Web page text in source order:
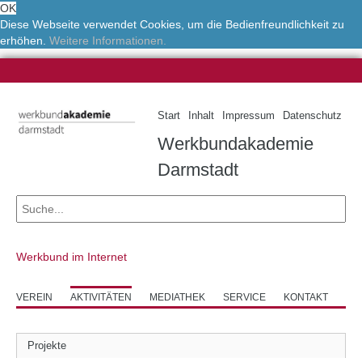
OK
Diese Webseite verwendet Cookies, um die Bedienfreundlichkeit zu
erhöhen. Weitere Informationen.
Start Inhalt Impressum Datenschutz
Werkbundakademie
Darmstadt
Werkbund im Internet
VEREIN AKTIVITÄTEN MEDIATHEK SERVICE KONTAKT
Projekte